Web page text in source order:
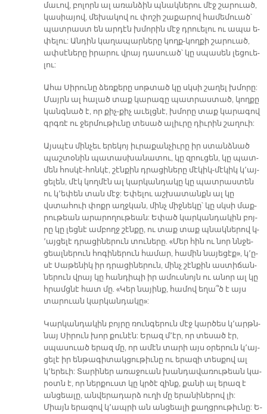
մա­ւով, բո­լորն ալ ա­ռան­ձին պնակ­նե­րու մէջ շա­րուած,
կա­սիա­յով, մե­խա­կով ու փո­շի շա­քա­րով հա­մե­մուած՝
պատ­րաստ են ար­դէն խմո­րին մէջ դրուե­լու ու ա­պա ե­
փե­լու: Ան­դին կա­ղա­պար­նե­րը կողք-կող­քի շա­րուած,
ափ­սէ­նե­րը ի­րա­րու վրայ դա­սուած՝ կը սպա­սեն լե­ցուե­
լու:
Ա­հա Սի­րու­նը ձեռ­քե­րը սոթ­տած կը սկսի շա­ղել խմո­րը:
Մայրն ալ հա­լած տաք կա­րա­գը պատ­րաս­տած, կող­քը
կանգ­նած է, որ քիչ-քիչ ա­ւելց­նէ, խմո­րը տաք կա­րա­գով
գրգռէ ու ջեր­մու­թիւ­նը տե­սած ա­լիւ­րը դիւ­րին շա­ղուի:
Այս­պէս մին­չեւ ե­րե­կոյ իւ­րա­քան­չիւ­րը իր ստանձ­նած
պաշ­տօ­նին պա­տաս­խա­նա­տու, կը զրու­ցեն, կը պատ­
մեն հոս­կէ-հոն­կէ, շէն­քին դրա­ցի­նե­րը մէ­կիկ-մէ­կիկ կ՚այ­
ցե­լեն, մէկ կող­մէն ալ կար­կան­դա­կը կը պատ­րաս­տեն
ու կ՚ե­փեն տան մէջ: Ե­փե­լու աշ­խա­տանքն ալ կը
վստա­հուի փոքր աղջ­կան, մինչ միջ­նե­կը՝ կը սկսի մաք­
րու­թեան ա­րա­րո­ղու­թեան: Ե­փած կար­կան­դա­կին բոյ­
րը կը լեց­նէ ամ­բողջ շէն­քը, ու տաք տաք պնակ­նե­րով կ­­
՚այ­ցե­լէ դրա­ցի­նե­րուն տու­նե­րը. «Մեր հին ու նոր ննջե­
ցեալ­նե­րուն հո­գի­նե­րուն հա­մար, հա­մին նա­յե­ցէ­ք», կ՚ը­
սէ Սա­թե­նիկ իր դրա­ցի­նե­րուն, մինչ շէն­քին աս­տի­ճան­
նե­րուն վրայ կը հան­դի­պի իր ա­մուս­նոյն ու ա­նոր ալ կը
հրամց­նէ հատ մը. «Կեր նա­յինք, հա­մով ե­ղա՞ծ է այս
տա­րուան կար­կան­դա­կը»:
Կար­կան­դա­կին բոյ­րը ռուն­գե­րուն մէջ կար­ծես կ՚արթն­
նայ Սի­րուն խոր քու­նէն: Ե­րազ մ­­՚էր, որ տե­սած էր,
սպա­սուած ե­րազ մը, որ ա­մէն տա­րի այս օ­րե­րուն կ՚այ­
ցե­լէ իր են­թա­գի­տակ­ցու­թիւ­նը ու ե­րա­զի տես­քով ալ
կ՚ե­րե­ւի: Տա­րի­ներ ա­ռա­ջուան խան­դա­վա­ռու­թեան կա­
րօտն է, որ ներ­քուստ կը կրծէ զինք, քա­նի ալ ե­րազ է
ան­ցեա­լը, ան­վե­րա­դարձ ու­ղի մը ե­րա­նի­նե­րով լի:
Միայն ե­րա­զով կ­­՚ապ­րի ան ան­ցեա­լի քաղց­րու­թիւ­նը: Ե­